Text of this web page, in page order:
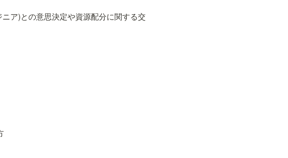
ア)との意思決定や資源配分に関する交